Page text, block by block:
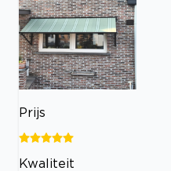
Prijs
Kwaliteit